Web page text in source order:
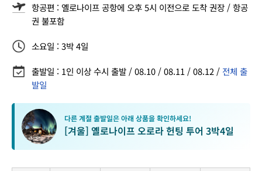
항공편 : 옐로나이프 공항에 오후 5시 이전으로 도착 권장 / 항공
권 불포함
소요일 : 3박 4일
출발일 : 1인 이상 수시 출발 / 08.10 / 08.11 / 08.12 / 전체 출
발일
다른 계절 출발일은 아래 상품을 확인하세요!
[겨울] 옐로나이프 오로라 헌팅 투어 3박4일